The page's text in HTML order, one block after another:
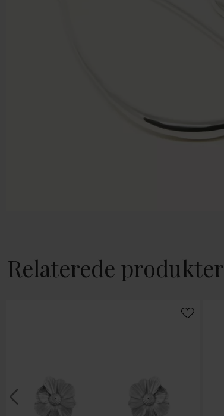
Relaterede produkter